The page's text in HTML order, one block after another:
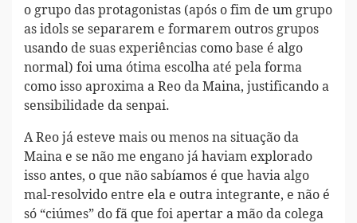
o grupo das protagonistas (após o fim de um grupo
as idols se separarem e formarem outros grupos
usando de suas experiências como base é algo
normal) foi uma ótima escolha até pela forma
como isso aproxima a Reo da Maina, justificando a
sensibilidade da senpai.
A Reo já esteve mais ou menos na situação da
Maina e se não me engano já haviam explorado
isso antes, o que não sabíamos é que havia algo
mal-resolvido entre ela e outra integrante, e não é
só “ciúmes” do fã que foi apertar a mão da colega